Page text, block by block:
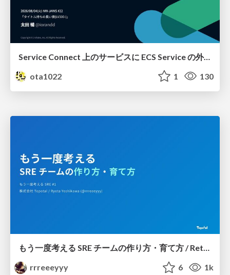
Service Connect 上のサービスに ECS Service の外側から到達できなかった話
ota1022
1 130
もう一度考える SRE チームの作り方・育て方 / Rethinking SRE #1: Building and Growing SRE Teams
rrreeeyyy
6 1k